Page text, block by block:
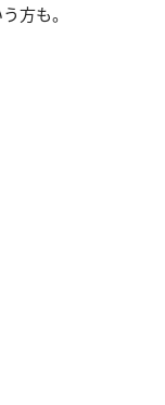
方も。